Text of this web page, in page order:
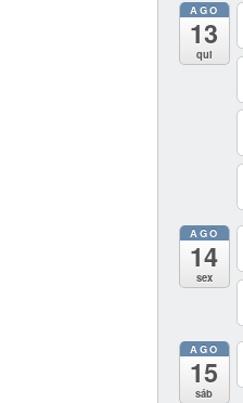
AGO
13
qui
AGO
14
sex
AGO
15
sáb